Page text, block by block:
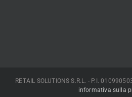
RETAIL SOLUTIONS S.R.L. - P.I.
informativa sulla